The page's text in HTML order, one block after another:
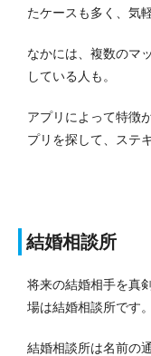
たケースも多く、気
なかには、複数のマ
している人も。
アプリによって特徴
プリを探して、ステ
結婚相談所
将来の結婚相手を真
場は結婚相談所です。
結婚相談所は名前の